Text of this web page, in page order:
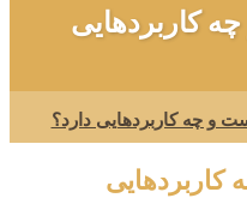
کاربردهایی
و چه کاربردهایی دارد؟
کاربردهایی